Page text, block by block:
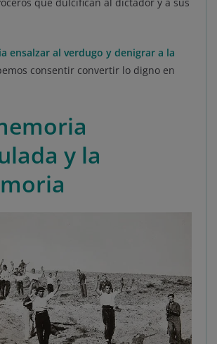
ensalzar al verdugo y denigrar a la
consentir convertir lo digno en
y la